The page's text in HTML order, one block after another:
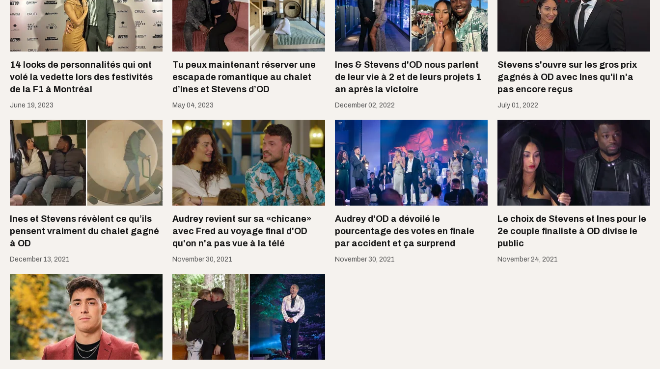
14 looks de personnalités qui ont
volé la vedette lors des festivités
de la F1 à Montréal
June 19, 2023
Tu peux maintenant réserver une
escapade romantique au chalet
d’Ines et Stevens d’OD
May 04, 2023
Ines & Stevens d'OD nous parlent
de leur vie à 2 et de leurs projets 1
an après la victoire
December 02, 2022
Stevens s'ouvre sur les gros prix
gagnés à OD avec Ines qu'il n'a
pas encore reçus
July 01, 2022
Ines et Stevens révèlent ce qu’ils
pensent vraiment du chalet gagné
à OD
December 13, 2021
Audrey revient sur sa «chicane»
avec Fred au voyage final d'OD
qu'on n'a pas vue à la télé
November 30, 2021
Audrey d'OD a dévoilé le
pourcentage des votes en finale
par accident et ça surprend
November 30, 2021
Le choix de Stevens et Ines pour le
2e couple finaliste à OD divise le
public
November 24, 2021